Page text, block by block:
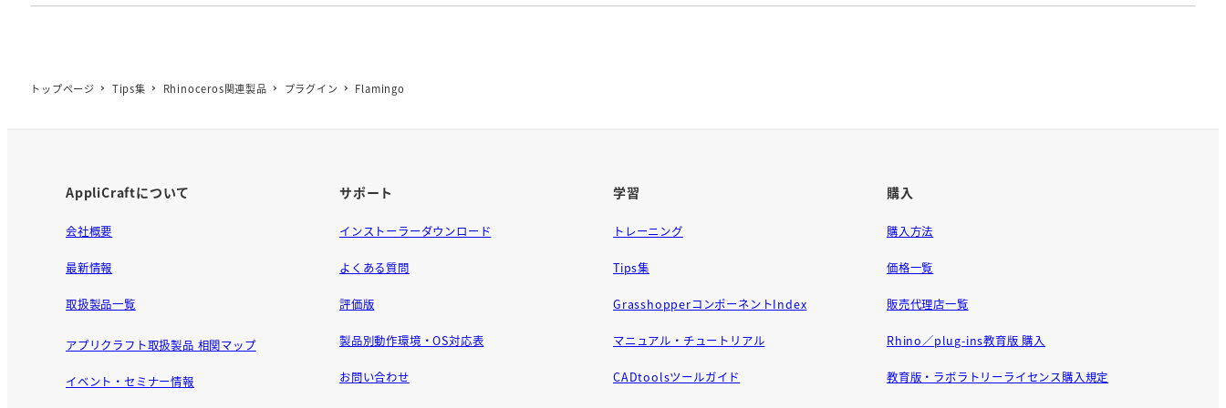
トップページ Tips集 Rhinoceros関連製品 プラグイン Flamingo
AppliCraftについて
会社概要
最新情報
取扱製品一覧
アプリクラフト取扱製品 相関マップ
イベント・セミナー情報
サポート
インストーラーダウンロード
よくある質問
評価版
製品別動作環境・OS対応表
お問い合わせ
学習
トレーニング
Tips集
GrasshopperコンポーネントIndex
マニュアル・チュートリアル
CADtoolsツールガイド
購入
購入方法
価格一覧
販売代理店一覧
Rhino／plug-ins教育版 購入
教育版・ラボラトリーライセンス購入規定